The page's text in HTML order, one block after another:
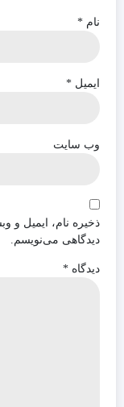
نام *
ایمیل *
وب‌ سایت
ذخیره نام، ایمیل و
دیدگاهی می‌نویسم.
دیدگاه *